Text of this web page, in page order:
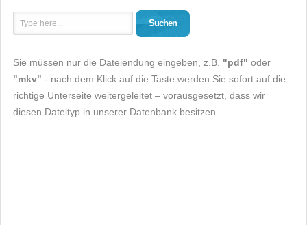
Suchen
Sie müssen nur die Dateiendung eingeben, z.B. "pdf" oder
"mkv" - nach dem Klick auf die Taste werden Sie sofort auf die
richtige Unterseite weitergeleitet – vorausgesetzt, dass wir
diesen Dateityp in unserer Datenbank besitzen.